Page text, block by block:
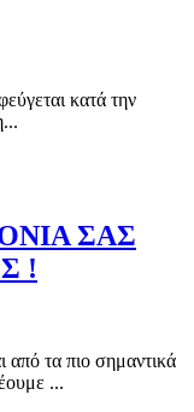
κατά την
ΣΑΣ
!
από τα πιο σημαντικά
...